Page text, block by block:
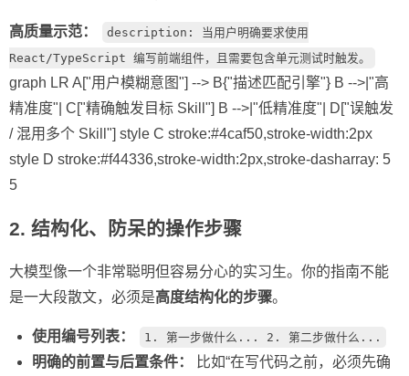
高质量示范：
description: 当用户明确要求使用
React/TypeScript 编写前端组件，且需要包含单元测试时触发。
graph LR A["用户模糊意图"] --> B{"描述匹配引擎"} B -->|"高
精准度"| C["精确触发目标 Skill"] B -->|"低精准度"| D["误触发
/ 混用多个 Skill"] style C stroke:#4caf50,stroke-width:2px
style D stroke:#f44336,stroke-width:2px,stroke-dasharray: 5
5
2. 结构化、防呆的操作步骤
大模型像一个非常聪明但容易分心的实习生。你的指南不能
是一大段散文，必须是高度结构化的步骤。
使用编号列表： 1. 第一步做什么... 2. 第二步做什么...
明确的前置与后置条件：
比如“在写代码之前，必须先确